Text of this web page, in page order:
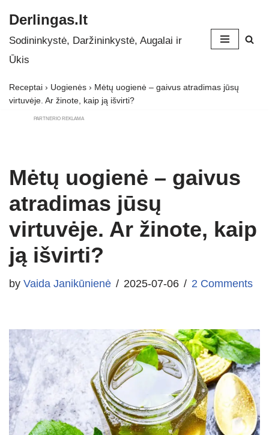
Skip
to
Derlingas.lt
Sodininkystė, Daržininkystė, Augalai ir
Ūkis
Receptai › Uogienės › Mėtų uogienė – gaivus atradimas jūsų
virtuvėje. Ar žinote, kaip ją išvirti?
PARTNERIO REKLAMA
Mėtų uogienė – gaivus
atradimas jūsų
virtuvėje. Ar žinote, kaip
ją išvirti?
by Vaida Janikūnienė 2025-07-06 2 Comments